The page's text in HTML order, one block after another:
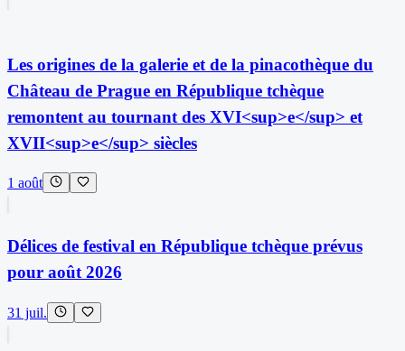
Les origines de la galerie et de la pinacothèque du
Château de Prague en République tchèque
remontent au tournant des XVI<sup>e</sup> et
XVII<sup>e</sup> siècles
1 août
Délices de festival en République tchèque prévus
pour août 2026
31 juil.